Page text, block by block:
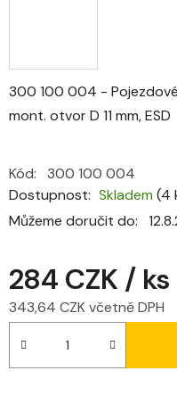
300 100 004 -
mont. otvor D 11 mm, ESD
Dostupnost Skladem (4
Můžeme doručit do:
Kód: 300 100 004
284 CZK / ks
343,64 CZK včetně DPH